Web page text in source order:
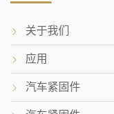
关于我们
应用
汽车紧固件